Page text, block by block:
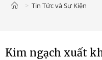
> Tin Tức và Sự Kiện
Kim ngạch xuất